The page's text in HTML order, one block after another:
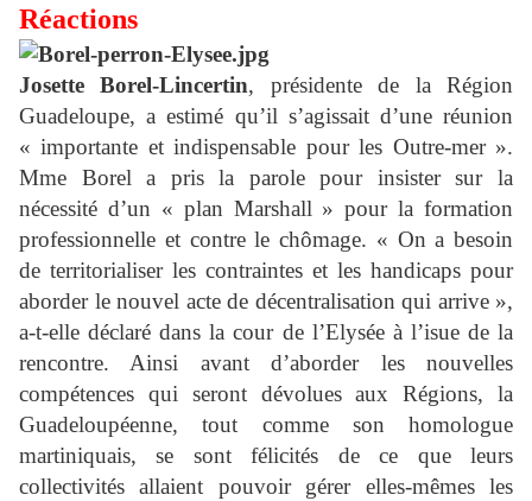
Réactions
Josette Borel-Lincertin, présidente de la Région
Guadeloupe, a estimé qu’il s’agissait d’une réunion
« importante et indispensable pour les Outre-mer ».
Mme Borel a pris la parole pour insister sur la
nécessité d’un « plan Marshall » pour la formation
professionnelle et contre le chômage. « On a besoin
de territorialiser les contraintes et les handicaps pour
aborder le nouvel acte de décentralisation qui arrive »,
a-t-elle déclaré dans la cour de l’Elysée à l’isue de la
rencontre. Ainsi avant d’aborder les nouvelles
compétences qui seront dévolues aux Régions, la
Guadeloupéenne, tout comme son homologue
martiniquais, se sont félicités de ce que leurs
collectivités allaient pouvoir gérer elles-mêmes les